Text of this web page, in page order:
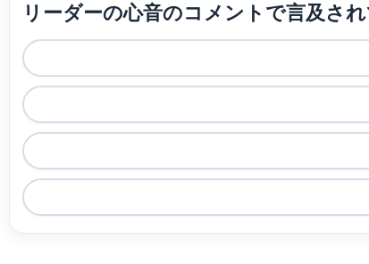
リーダーの心音のコメントで言及さ